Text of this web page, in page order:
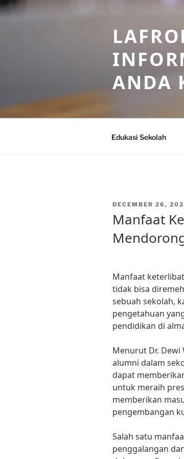
Skip
to
ANDA
Edukasi Sekolah
POSTED
DECEMBER 26,
Manfaat
Manfaat
tidak bisa
sebuah sekolah,
pengetahuan
pendidikan di
Menurut Dr.
alumni dalam
dapat
untuk meraih
memberikan
pengembangan
Salah satu
penggalangan